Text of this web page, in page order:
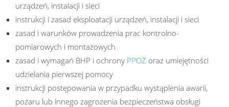
urządzeń, instalacji i sieci
instrukcji i zasad eksploatacji urządzeń, instalacji i sieci
zasad i warunków prowadzenia prac kontrolno-
pomiarowych i montażowych
zasad i wymagań BHP i ochrony PPOŻ oraz umiejętności
udzielania pierwszej pomocy
instrukcji postępowania w przypadku wystąpienia awarii,
pożaru lub innego zagrożenia bezpieczeństwa obsługi